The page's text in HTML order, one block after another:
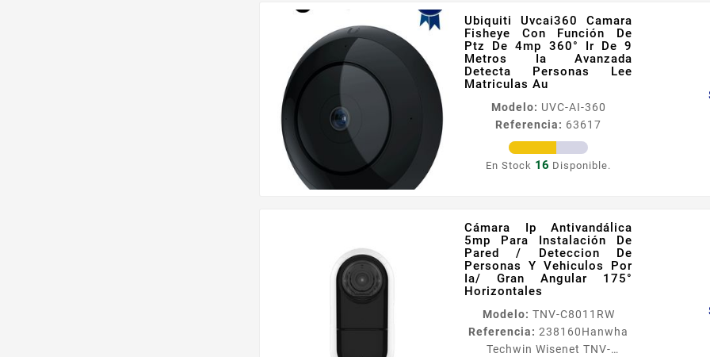
Ubiquiti Uvcai360 Camara
Fisheye Con Función De
Ptz De 4mp 360° Ir De 9
Metros Ia Avanzada
Detecta Personas Lee
Matriculas Au
Modelo: UVC-AI-360
Referencia: 63617
En Stock 16 Disponible.
Cámara Ip Antivandálica
5mp Para Instalación De
Pared / Deteccion De
Personas Y Vehiculos Por
Ia/ Gran Angular 175°
Horizontales
Modelo: TNV-C8011RW
Referencia: 238160Hanwha
Techwin Wisenet TNV-